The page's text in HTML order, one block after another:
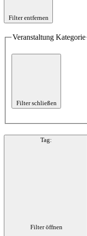
Filter entfernen
Veranstaltung Kategorie
Filter schließen
Tag:
Filter öffnen